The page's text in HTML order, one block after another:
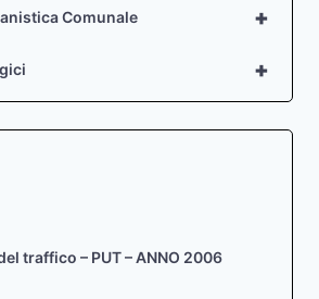
+
Comunale
+
traffico – PUT – ANNO 2006